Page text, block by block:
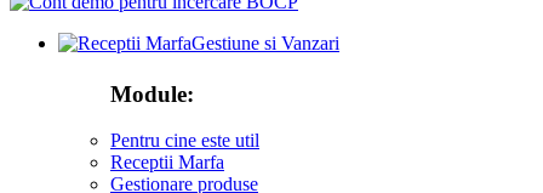
Gestiune si Vanzari
Module:
Pentru cine este util
Receptii Marfa
Gestionare produse